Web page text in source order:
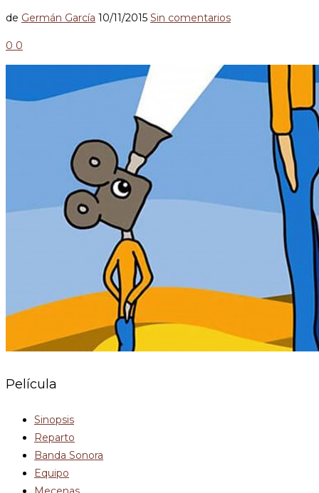
de Germán García 10/11/2015 Sin comentarios
0 0
Película
Sinopsis
Reparto
Banda Sonora
Equipo